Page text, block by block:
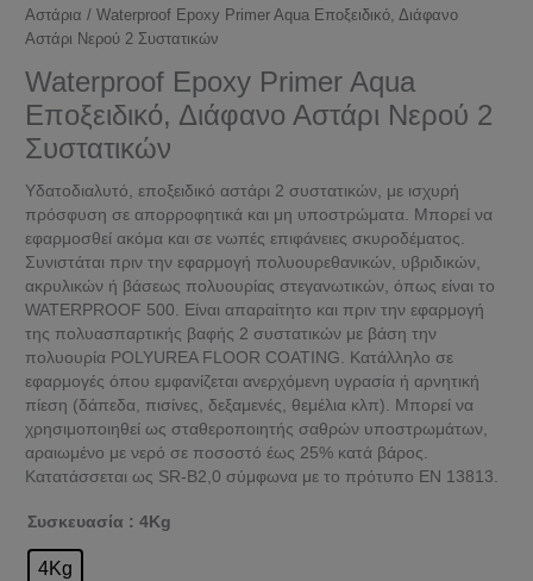
Αστάρια / Waterproof Epoxy Primer Aqua Εποξειδικό, Διάφανο
Αστάρι Νερού 2 Συστατικών
Waterproof Epoxy Primer Aqua
Εποξειδικό, Διάφανο Αστάρι Νερού 2
Συστατικών
Υδατοδιαλυτό, εποξειδικό αστάρι 2 συστατικών, με ισχυρή
πρόσφυση σε απορροφητικά και μη υποστρώματα. Μπορεί να
εφαρμοσθεί ακόμα και σε νωπές επιφάνειες σκυροδέματος.
Συνιστάται πριν την εφαρμογή πολυουρεθανικών, υβριδικών,
ακρυλικών ή βάσεως πολυουρίας στεγανωτικών, όπως είναι το
WATERPROOF 500. Είναι απαραίτητο και πριν την εφαρμο­γή
της πολυασπαρτικής βαφής 2 συστατικών με βάση την
πολυουρία POLYUREA FLOOR COATING. Κατάλληλο σε
εφαρμογές όπου εμφανίζεται ανερχόμενη υγρασία ή αρνητική
πίεση (δάπεδα, πισίνες, δεξαμενές, θεμέλια κλπ). Μπορεί να
χρησιμοποιηθεί ως σταθεροποιητής σαθρών υποστρωμάτων,
αραιωμένο με νερό σε ποσοστό έως 25% κατά βάρος.
Κατατάσσεται ως SR-B2,0 σύμφωνα με το πρότυπο EN 13813.
Συσκευασία : 4Kg
4Kg